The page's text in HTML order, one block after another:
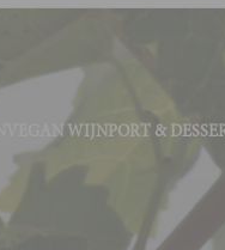
VEGAN WIJNPORT &
Tonen